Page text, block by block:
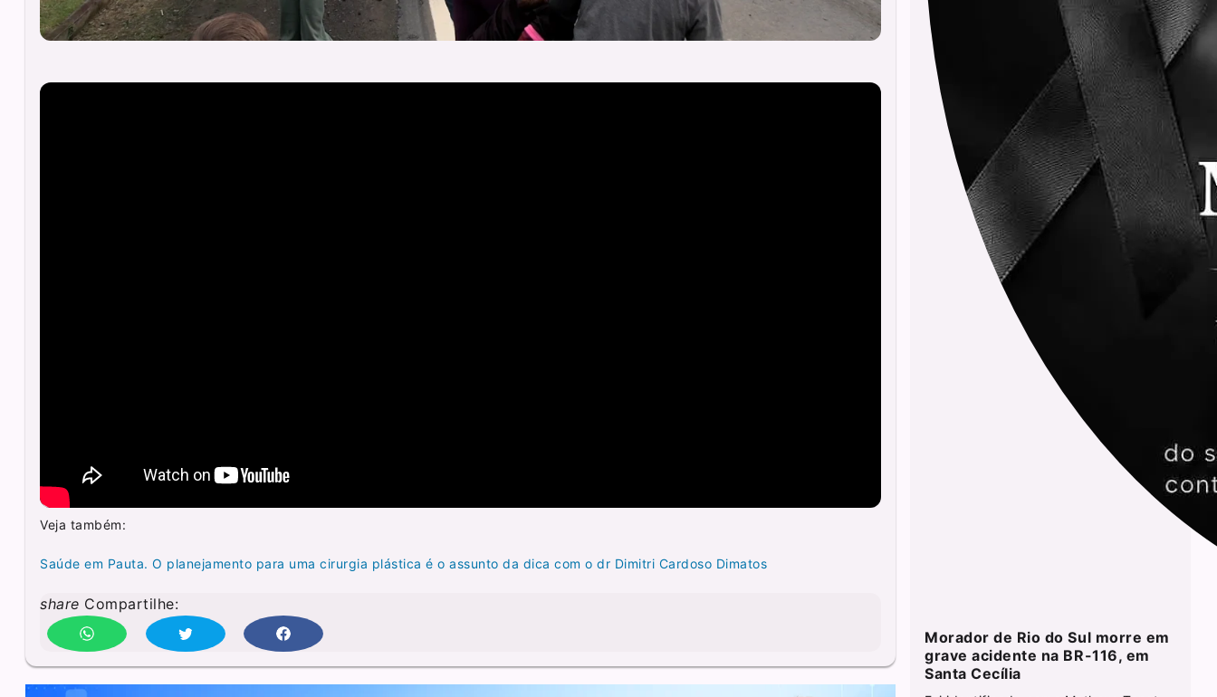
Veja também:
Saúde em Pauta. O planejamento para uma cirurgia plástica é o assunto da dica com o dr Dimitri Cardoso Dimatos
share Compartilhe:
Morador de Rio do Sul morre em
grave acidente na BR-116, em
Santa Cecília